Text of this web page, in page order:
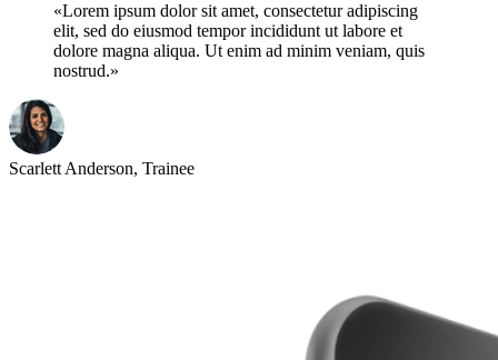
«Lorem ipsum dolor sit amet, consectetur adipiscing
elit, sed do eiusmod tempor incididunt ut labore et
dolore magna aliqua. Ut enim ad minim veniam, quis
nostrud.»
Scarlett Anderson, Trainee